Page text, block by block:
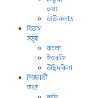
তথ্য
ডাউনলোড
বিভাগ
সমূহ
বাংলা
ইংরেজি
উদ্ভিদবিদ্যা
শিক্ষার্থী
তথ্য